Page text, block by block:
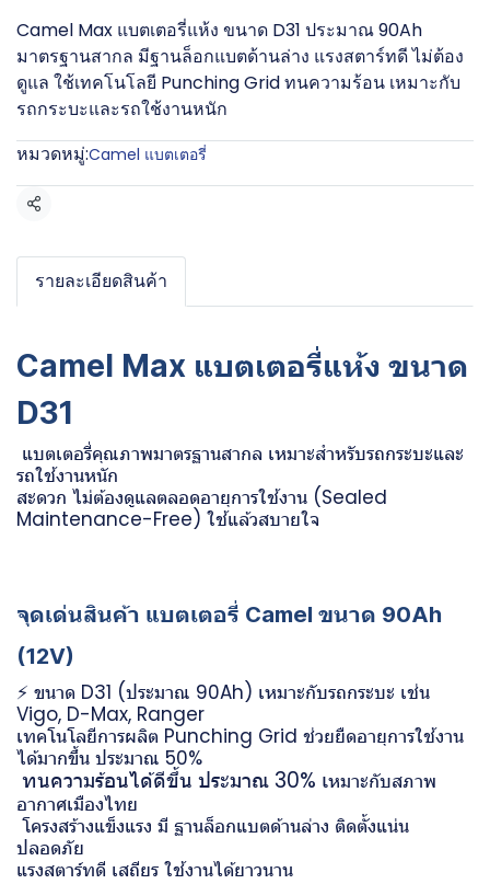
Camel Max แบตเตอรี่แห้ง ขนาด D31 ประมาณ 90Ah
มาตรฐานสากล มีฐานล็อกแบตด้านล่าง แรงสตาร์ทดี ไม่ต้อง
ดูแล ใช้เทคโนโลยี Punching Grid ทนความร้อน เหมาะกับ
รถกระบะและรถใช้งานหนัก
หมวดหมู่:Camel แบตเตอรี่
แชร์
รายละเอียดสินค้า
Camel Max แบตเตอรี่แห้ง ขนาด
D31
แบตเตอรี่คุณภาพมาตรฐานสากล เหมาะสำหรับรถกระบะและ
รถใช้งานหนัก
สะดวก ไม่ต้องดูแลตลอดอายุการใช้งาน (Sealed
Maintenance-Free) ใช้แล้วสบายใจ
จุดเด่นสินค้า แบตเตอรี่ Camel ขนาด 90Ah
(12V)
⚡ ขนาด D31 (ประมาณ 90Ah) เหมาะกับรถกระบะ เช่น
Vigo, D-Max, Ranger
เทคโนโลยีการผลิต Punching Grid ช่วยยืดอายุการใช้งาน
ได้มากขึ้น ประมาณ 50%
ทนความร้อนได้ดีขึ้น ประมาณ 30% เหมาะกับสภาพ
อากาศเมืองไทย
️ โครงสร้างแข็งแรง มี ฐานล็อกแบตด้านล่าง ติดตั้งแน่น
ปลอดภัย
แรงสตาร์ทดี เสถียร ใช้งานได้ยาวนาน